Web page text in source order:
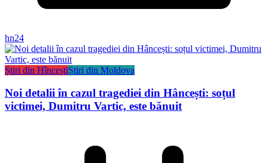
hn24
Știri din HînceștiȘtiri din Moldova
Noi detalii în cazul tragediei din Hâncești: soțul
victimei, Dumitru Vartic, este bănuit